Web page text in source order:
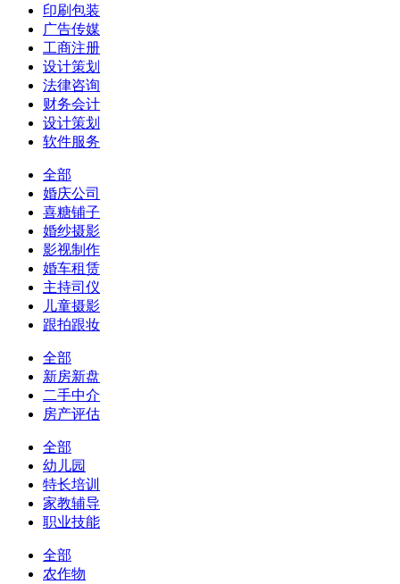
印刷包装
广告传媒
工商注册
设计策划
法律咨询
财务会计
设计策划
软件服务
全部
婚庆公司
喜糖铺子
婚纱摄影
影视制作
婚车租赁
主持司仪
儿童摄影
跟拍跟妆
全部
新房新盘
二手中介
房产评估
全部
幼儿园
特长培训
家教辅导
职业技能
全部
农作物